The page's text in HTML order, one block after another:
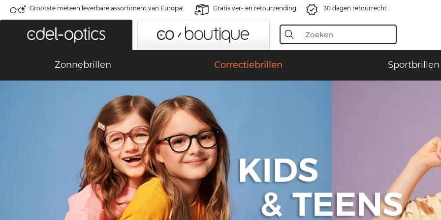
Grootste meteen leverbare assortiment van Europa! Gratis ver- en retourzending 30 dagen retourrecht
Zonnebrillen Correctiebrillen Sportbrillen